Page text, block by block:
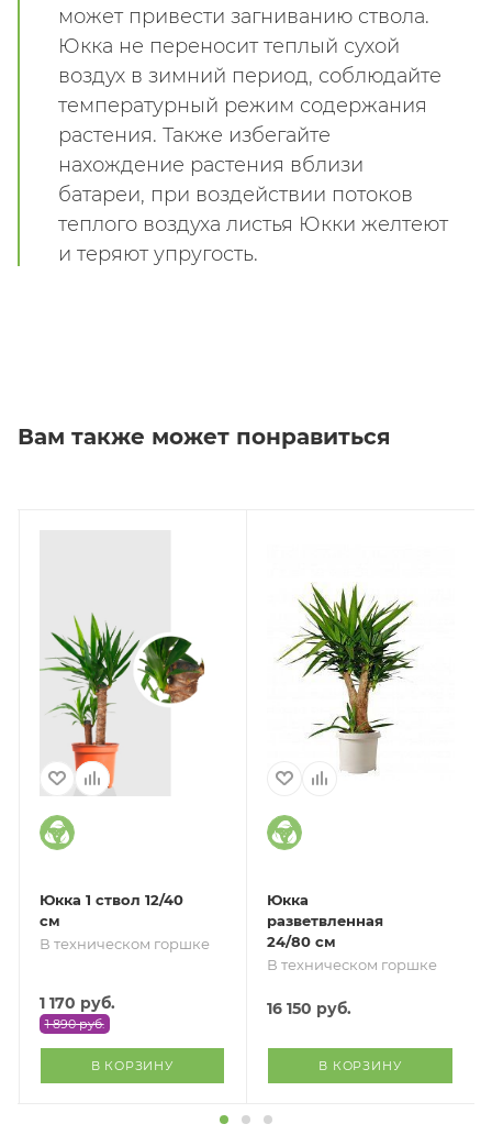
может привести загниванию ствола.
Юкка не переносит теплый сухой
воздух в зимний период, соблюдайте
температурный режим содержания
растения. Также избегайте
нахождение растения вблизи
батареи, при воздействии потоков
теплого воздуха листья Юкки желтеют
и теряют упругость.
Вам также может понравиться
Юкка 1 ствол 12/40
см
В техническом горшке
1 170 руб.
1 890руб.
В КОРЗИНУ
Юкка
разветвленная
24/80 см
В техническом горшке
16 150 руб.
В КОРЗИНУ